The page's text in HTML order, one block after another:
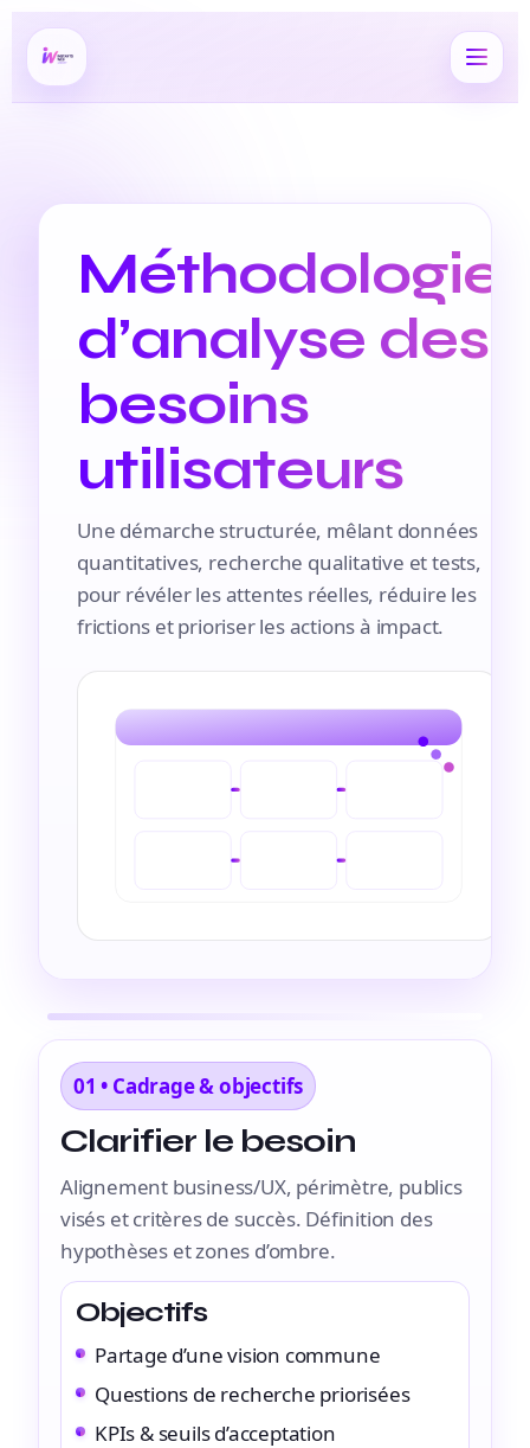
Méthodologie
d’analyse des
besoins
utilisateurs
Une démarche structurée, mêlant données
quantitatives, recherche qualitative et tests,
pour révéler les attentes réelles, réduire les
frictions et prioriser les actions à impact.
01 • Cadrage & objectifs
Clarifier le besoin
Alignement business/UX, périmètre, publics
visés et critères de succès. Définition des
hypothèses et zones d’ombre.
Objectifs
Partage d’une vision commune
Questions de recherche priorisées
KPIs & seuils d’acceptation